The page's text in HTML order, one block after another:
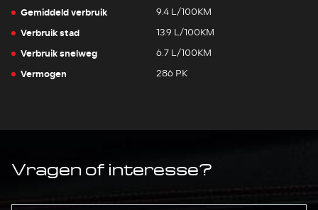
Gemiddeld verbruik 9.4 L/100KM
Verbruik stad 13.9 L/100KM
Verbruik snelweg 6.7 L/100KM
Vermogen 286 PK
Vragen of interesse?